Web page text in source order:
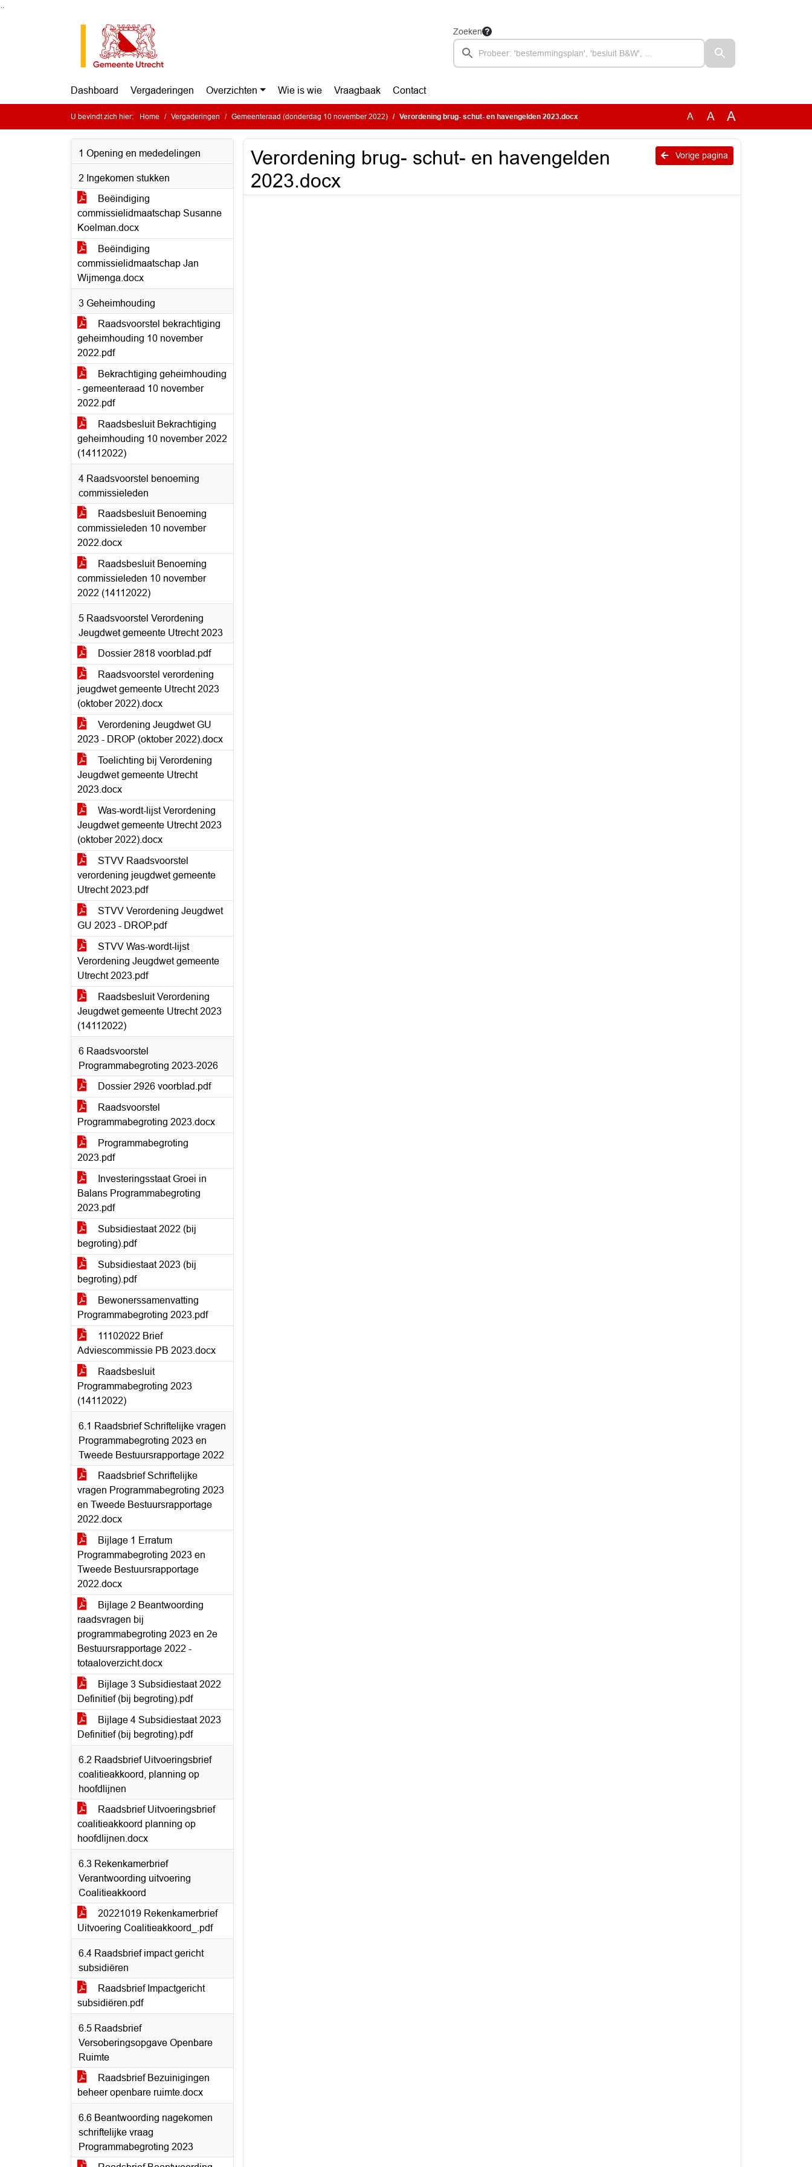
Zoeken
Dashboard Vergaderingen Overzichten Wie is wie Vraagbaak Contact
U bevindt zich hier: Home Vergaderingen Gemeenteraad (donderdag 10 november 2022) Verordening brug- schut- en havengelden 2023.docx A A A
1 Opening en mededelingen
2 Ingekomen stukken
Beëindiging
commissielidmaatschap Susanne
Koelman.docx
Beëindiging
commissielidmaatschap Jan
Wijmenga.docx
3 Geheimhouding
Raadsvoorstel bekrachtiging
geheimhouding 10 november
2022.pdf
Bekrachtiging geheimhouding
- gemeenteraad 10 november
2022.pdf
Raadsbesluit Bekrachtiging
geheimhouding 10 november 2022
(14112022)
4 Raadsvoorstel benoeming
commissieleden
Raadsbesluit Benoeming
commissieleden 10 november
2022.docx
Raadsbesluit Benoeming
commissieleden 10 november
2022 (14112022)
5 Raadsvoorstel Verordening
Jeugdwet gemeente Utrecht 2023
Dossier 2818 voorblad.pdf
Raadsvoorstel verordening
jeugdwet gemeente Utrecht 2023
(oktober 2022).docx
Verordening Jeugdwet GU
2023 - DROP (oktober 2022).docx
Toelichting bij Verordening
Jeugdwet gemeente Utrecht
2023.docx
Was-wordt-lijst Verordening
Jeugdwet gemeente Utrecht 2023
(oktober 2022).docx
STVV Raadsvoorstel
verordening jeugdwet gemeente
Utrecht 2023.pdf
STVV Verordening Jeugdwet
GU 2023 - DROP.pdf
STVV Was-wordt-lijst
Verordening Jeugdwet gemeente
Utrecht 2023.pdf
Raadsbesluit Verordening
Jeugdwet gemeente Utrecht 2023
(14112022)
6 Raadsvoorstel
Programmabegroting 2023-2026
Dossier 2926 voorblad.pdf
Raadsvoorstel
Programmabegroting 2023.docx
Programmabegroting
2023.pdf
Investeringsstaat Groei in
Balans Programmabegroting
2023.pdf
Subsidiestaat 2022 (bij
begroting).pdf
Subsidiestaat 2023 (bij
begroting).pdf
Bewonerssamenvatting
Programmabegroting 2023.pdf
11102022 Brief
Adviescommissie PB 2023.docx
Raadsbesluit
Programmabegroting 2023
(14112022)
6.1 Raadsbrief Schriftelijke vragen
Programmabegroting 2023 en
Tweede Bestuursrapportage 2022
Raadsbrief Schriftelijke
vragen Programmabegroting 2023
en Tweede Bestuursrapportage
2022.docx
Bijlage 1 Erratum
Programmabegroting 2023 en
Tweede Bestuursrapportage
2022.docx
Bijlage 2 Beantwoording
raadsvragen bij
programmabegroting 2023 en 2e
Bestuursrapportage 2022 -
totaaloverzicht.docx
Bijlage 3 Subsidiestaat 2022
Definitief (bij begroting).pdf
Bijlage 4 Subsidiestaat 2023
Definitief (bij begroting).pdf
6.2 Raadsbrief Uitvoeringsbrief
coalitieakkoord, planning op
hoofdlijnen
Raadsbrief Uitvoeringsbrief
coalitieakkoord planning op
hoofdlijnen.docx
6.3 Rekenkamerbrief
Verantwoording uitvoering
Coalitieakkoord
20221019 Rekenkamerbrief
Uitvoering Coalitieakkoord_.pdf
6.4 Raadsbrief impact gericht
subsidiëren
Raadsbrief Impactgericht
subsidiëren.pdf
6.5 Raadsbrief
Versoberingsopgave Openbare
Ruimte
Raadsbrief Bezuinigingen
beheer openbare ruimte.docx
6.6 Beantwoording nagekomen
schriftelijke vraag
Programmabegroting 2023
Vorige pagina
Verordening brug- schut- en havengelden
2023.docx